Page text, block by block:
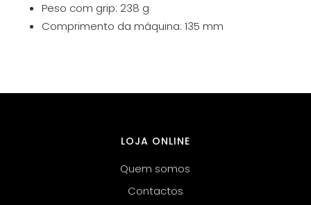
Peso com grip: 238 g
Comprimento da máquina: 135 mm
LOJA ONLINE
Quem somos
Contactos